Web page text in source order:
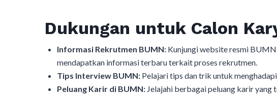
Dukungan untuk Calon
Informasi Rekrutmen BUMN: Kunjungi website resmi
mendapatkan informasi terbaru terkait proses rekrutmen.
Tips Interview BUMN: Pelajari tips dan trik untuk
Peluang Karir di BUMN: Jelajahi berbagai peluang karir